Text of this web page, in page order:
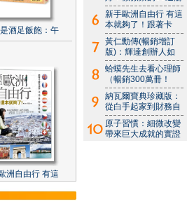
酒足飯飽：午
洲自由行 有這
新手歐洲自由行 有這
本就夠了！跟著卡
黃仁勳傳(暢銷增訂
版)：輝達創辦人如
蛤蟆先生去看心理師
（暢銷300萬冊！
納瓦爾寶典珍藏版：
從白手起家到財務自
原子習慣：細微改變
帶來巨大成就的實證